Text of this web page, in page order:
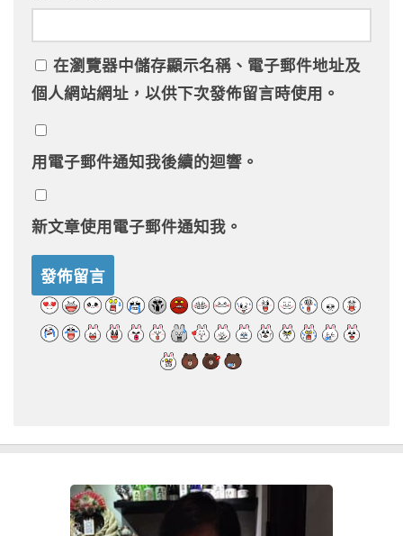
在瀏覽器中儲存顯示名稱、電子郵件地址及
個人網站網址，以供下次發佈留言時使用。
用電子郵件通知我後續的迴響。
新文章使用電子郵件通知我。